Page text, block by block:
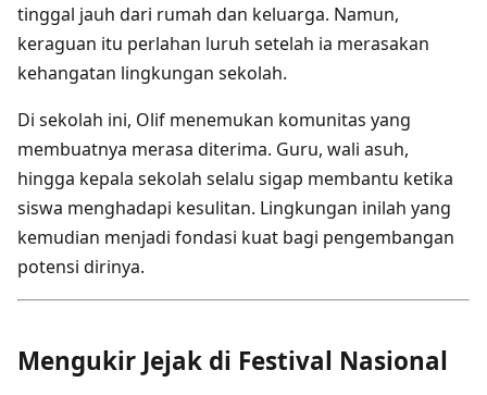
tinggal jauh dari rumah dan keluarga. Namun,
keraguan itu perlahan luruh setelah ia merasakan
kehangatan lingkungan sekolah.
Di sekolah ini, Olif menemukan komunitas yang
membuatnya merasa diterima. Guru, wali asuh,
hingga kepala sekolah selalu sigap membantu ketika
siswa menghadapi kesulitan. Lingkungan inilah yang
kemudian menjadi fondasi kuat bagi pengembangan
potensi dirinya.
Mengukir Jejak di Festival Nasional